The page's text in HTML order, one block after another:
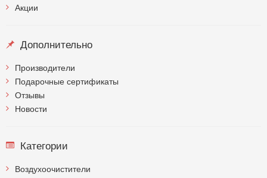
Акции
Дополнительно
Производители
Подарочные сертификаты
Отзывы
Новости
Категории
Воздухоочистители